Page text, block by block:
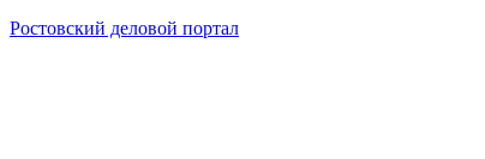
Ростовский деловой портал